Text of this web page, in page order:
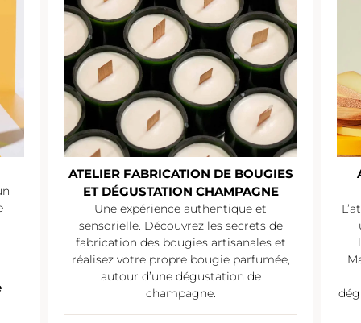
ATELIER FABRICATION DE BOUGIES
ET DÉGUSTATION CHAMPAGNE
Une expérience authentique et
sensorielle. Découvrez les secrets de
fabrication des bougies artisanales et
réalisez votre propre bougie parfumée,
autour d’une dégustation de
champagne.